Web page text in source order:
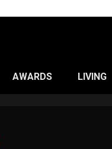
AWARDS LIVING